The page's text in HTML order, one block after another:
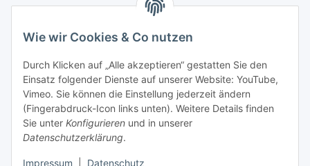
Wie wir Cookies & Co nutzen
Durch Klicken auf „Alle akzeptieren“ gestatten Sie den
Einsatz folgender Dienste auf unserer Website: YouTube,
Vimeo. Sie können die Einstellung jederzeit ändern
(Fingerabdruck-Icon links unten). Weitere Details finden
Sie unter Konfigurieren und in unserer
Datenschutzerklärung.
Impressum Datenschutz
info@vitacellmedical.com
Erreichbarkeit
Mo – Fr 08:00 Uhr – 17:00 Uhr
Außerhalb dieser Zeit unterinfo@vitacellmedical.com
Sie möchten, dass wir Sie besuchen?